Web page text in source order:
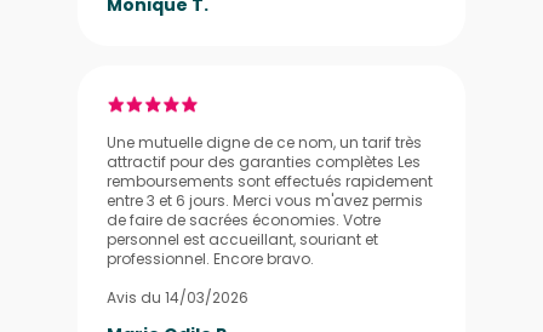
Monique T.
Une mutuelle digne de ce nom, un tarif très
attractif pour des garanties complètes Les
remboursements sont effectués rapidement
entre 3 et 6 jours. Merci vous m'avez permis
de faire de sacrées économies. Votre
personnel est accueillant, souriant et
professionnel. Encore bravo.
Avis du 14/03/2026